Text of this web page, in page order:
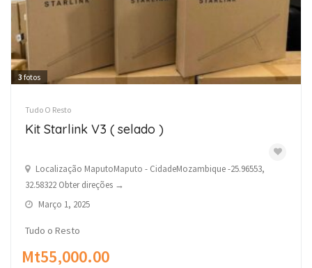
3 fotos
Tudo O Resto
Kit Starlink V3 ( selado )
Localização MaputoMaputo - CidadeMozambique -25.96553,
32.58322 Obter direções →
Março 1, 2025
Tudo o Resto
Mt55,000.00